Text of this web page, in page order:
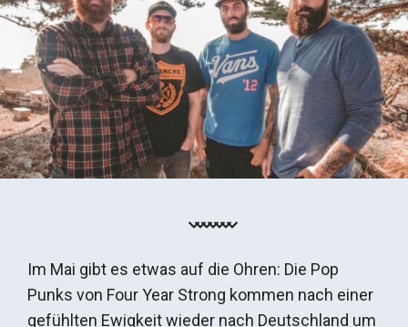
Im Mai gibt es etwas auf die Ohren: Die Pop
Punks von Four Year Strong kommen nach einer
gefühlten Ewigkeit wieder nach Deutschland um